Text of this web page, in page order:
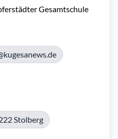
Gesamtschule
Stolberg